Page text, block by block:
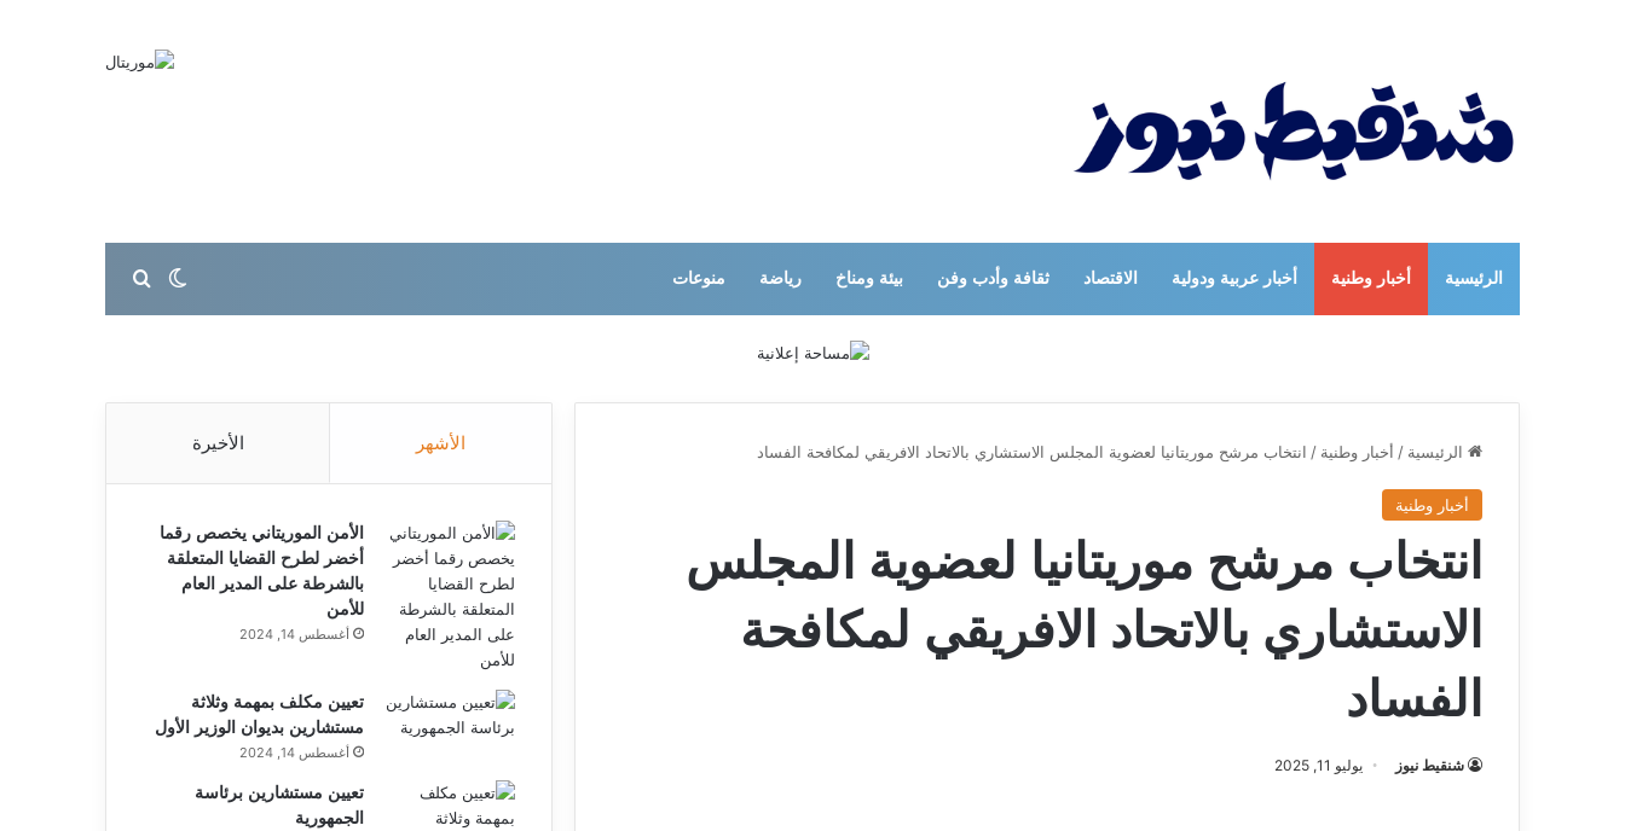
الرئيسية أخبار وطنية أخبار عربية ودولية الاقتصاد ثقافة وأدب وفن بيئة ومناخ رياضة منوعات الوضع المظلم
بحث عن
الرئيسية / أخبار وطنية / انتخاب مرشح موريتانيا لعضوية المجلس الاستشاري بالاتحاد الافريقي لمكافحة الفساد
أخبار وطنية
انتخاب مرشح موريتانيا لعضوية المجلس
الاستشاري بالاتحاد الافريقي لمكافحة
الفساد
شنقيط نيوز يوليو 11, 2025
الأشهر الأخيرة
الأمن الموريتاني يخصص رقما
أخضر لطرح القضايا المتعلقة
بالشرطة على المدير العام
للأمن
أغسطس 14, 2024
تعيين مكلف بمهمة وثلاثة
مستشارين بديوان الوزير الأول
أغسطس 14, 2024
تعيين مستشارين برئاسة
الجمهورية